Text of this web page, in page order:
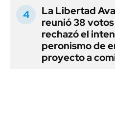
La Libertad
reunió 38
rechazó el
peronismo de
proyecto a